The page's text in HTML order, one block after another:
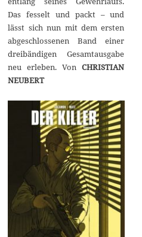
Das fesselt und packt – und
lässt sich nun mit dem ersten
abgeschlossenen Band einer
dreibändigen Gesamtausgabe
neu erleben. VonCHRISTIAN
NEUBERT